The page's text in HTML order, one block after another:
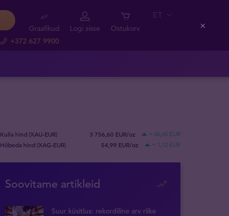
+372 627 9900
Graafikud Logi sisse Ostukorv
ET
Kulla hind (XAU-EUR) 3 756,60 EUR/oz + 66,65 EUR
Hõbeda hind (XAG-EUR) 54,99 EUR/oz + 1,12 EUR
Soovitame artikleid
Suur küsitlus: rekordiline arv riike
Close